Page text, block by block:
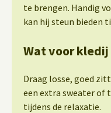
te brengen. Handig
kan hij steun bieden
Wat voor
Draag losse, goed
een extra sweater of
tijdens de relaxatie.